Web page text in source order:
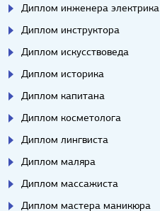
Диплом инженера электрика
Диплом инструктора
Диплом искусствоведа
Диплом историка
Диплом капитана
Диплом косметолога
Диплом лингвиста
Диплом маляра
Диплом массажиста
Диплом мастера маникюра